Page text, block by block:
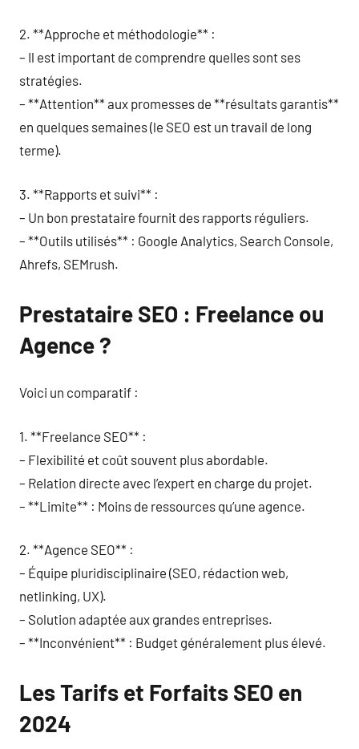
2. **Approche et méthodologie** :
– Il est important de comprendre quelles sont ses
stratégies.
– **Attention** aux promesses de **résultats garantis**
en quelques semaines (le SEO est un travail de long
terme).
3. **Rapports et suivi** :
– Un bon prestataire fournit des rapports réguliers.
– **Outils utilisés** : Google Analytics, Search Console,
Ahrefs, SEMrush.
Prestataire SEO : Freelance ou
Agence ?
Voici un comparatif :
1. **Freelance SEO** :
– Flexibilité et coût souvent plus abordable.
– Relation directe avec l’expert en charge du projet.
– **Limite** : Moins de ressources qu’une agence.
2. **Agence SEO** :
– Équipe pluridisciplinaire (SEO, rédaction web,
netlinking, UX).
– Solution adaptée aux grandes entreprises.
– **Inconvénient** : Budget généralement plus élevé.
Les Tarifs et Forfaits SEO en
2024